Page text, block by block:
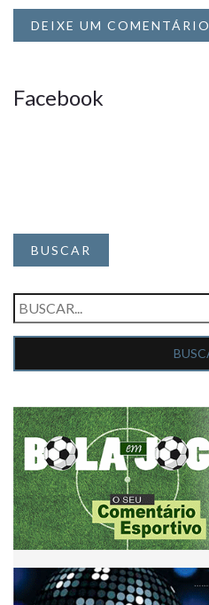
DEIXE UM COMENTÁRIO
Facebook
BUSCAR